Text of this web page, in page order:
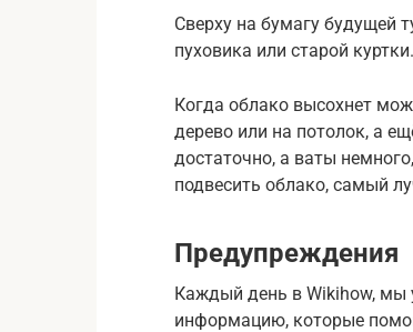
Сверху на бумагу будущей
пуховика или старой
Когда облако высохнет
дерево или на потолок, а
достаточно, а ваты
подвесить облако, самый
Предупреждения
Каждый день в Wikihow, мы
информацию, которые